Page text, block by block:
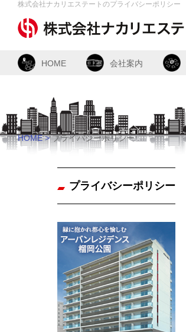
株式会社ナカリエステートのプライバシーポリシー
HOME 会社案内
HOME プライバシーポリシー
プライバシーポリシー